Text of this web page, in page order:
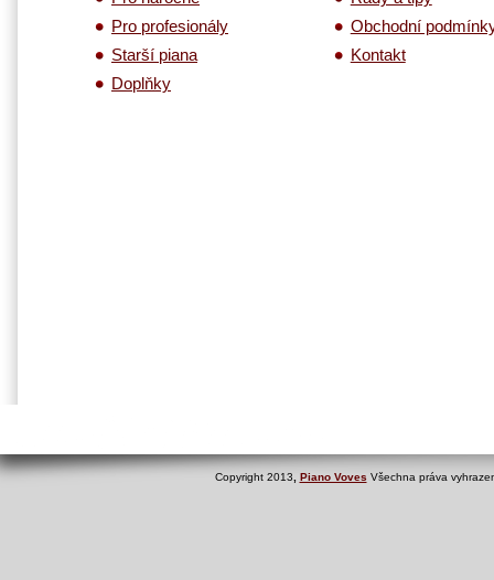
Pro profesionály
Starší piana
Doplňky
Obchodní
Kontakt
Copyright 2013 Piano Voves Všechna práva